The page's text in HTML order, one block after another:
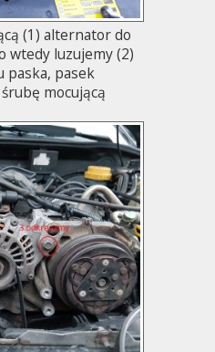
(1) alternator do
wtedy luzujemy (2)
paska, pasek
mocującą